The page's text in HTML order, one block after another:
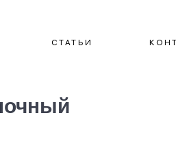
СТАТЬИ